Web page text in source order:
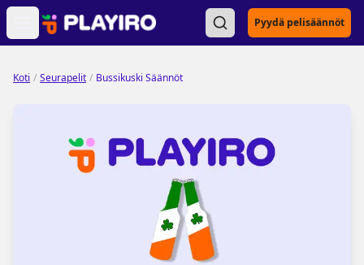
Open main menu Pyydä pelisäännöt
Koti / Seurapelit / Bussikuski Säännöt